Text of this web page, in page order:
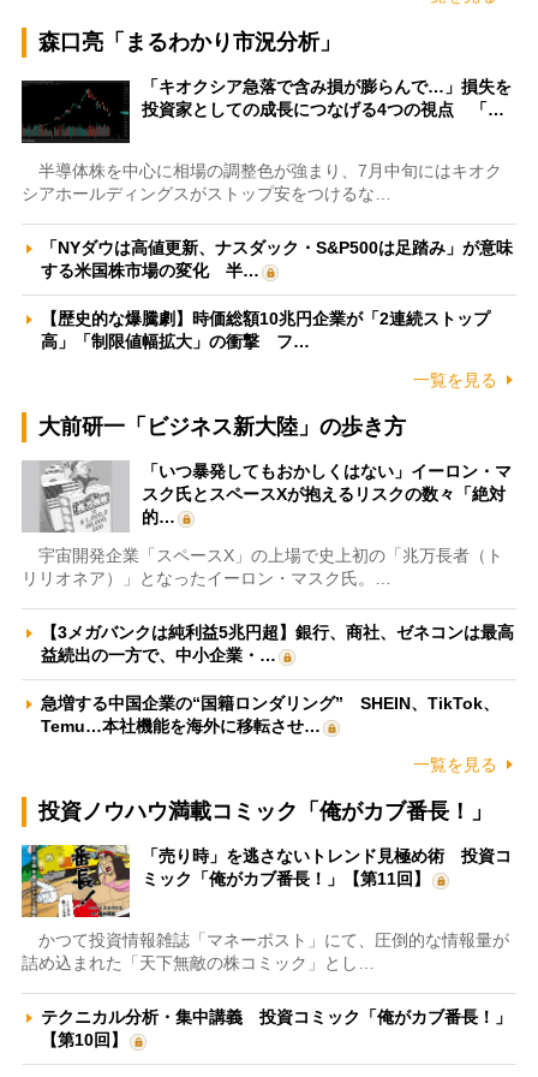
森口亮「まるわかり市況分析」
「キオクシア急落で含み損が膨らんで…」損失を
投資家としての成長につなげる4つの視点 「…
半導体株を中心に相場の調整色が強まり、7月中旬にはキオク
シアホールディングスがストップ安をつけるな…
「NYダウは高値更新、ナスダック・S&P500は足踏み」が意味
する米国株市場の変化 半…
【歴史的な爆騰劇】時価総額10兆円企業が「2連続ストップ
高」「制限値幅拡大」の衝撃 フ…
一覧を見る
大前研一「ビジネス新大陸」の歩き方
「いつ暴発してもおかしくはない」イーロン・マ
スク氏とスペースXが抱えるリスクの数々「絶対
的…
宇宙開発企業「スペースX」の上場で史上初の「兆万長者（ト
リリオネア）」となったイーロン・マスク氏。…
【3メガバンクは純利益5兆円超】銀行、商社、ゼネコンは最高
益続出の一方で、中小企業・…
急増する中国企業の“国籍ロンダリング” SHEIN、TikTok、
Temu…本社機能を海外に移転させ…
一覧を見る
投資ノウハウ満載コミック「俺がカブ番長！」
「売り時」を逃さないトレンド見極め術 投資コ
ミック「俺がカブ番長！」【第11回】
かつて投資情報雑誌「マネーポスト」にて、圧倒的な情報量が
詰め込まれた「天下無敵の株コミック」とし…
テクニカル分析・集中講義 投資コミック「俺がカブ番長！」
【第10回】